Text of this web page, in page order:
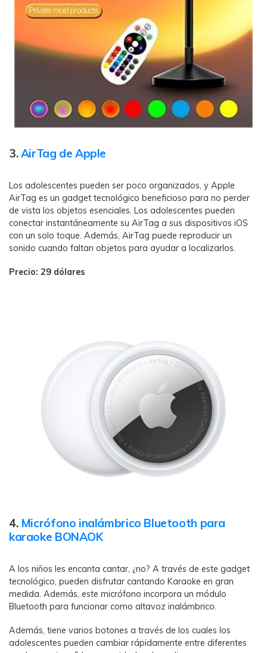
3.AirTag de Apple
Los adolescentes pueden ser poco organizados, y Apple
AirTag es un gadget tecnológico beneficioso para no perder
de vista los objetos esenciales. Los adolescentes pueden
conectar instantáneamente su AirTag a sus dispositivos iOS
con un solo toque. Además, AirTag puede reproducir un
sonido cuando faltan objetos para ayudar a localizarlos.
Precio: 29 dólares
4. Micrófono inalámbrico Bluetooth para
karaoke BONAOK
A los niños les encanta cantar, ¿no? A través de este gadget
tecnológico, pueden disfrutar cantando Karaoke en gran
medida. Además, este micrófono incorpora un módulo
Bluetooth para funcionar como altavoz inalámbrico.
Además, tiene varios botones a través de los cuales los
adolescentes pueden cambiar rápidamente entre diferentes